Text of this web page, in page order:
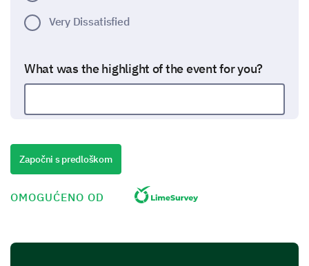
Very Dissatisfied
What was the highlight of the event for you?
enjoyable? Please feel free to share any
additional comments.
Speakers
Započni s predloškom
OMOGUĆENO OD